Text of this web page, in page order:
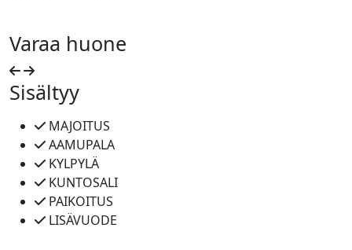
Varaa huone
Sisältyy
MAJOITUS
AAMUPALA
KYLPYLÄ
KUNTOSALI
PAIKOITUS
LISÄVUODE